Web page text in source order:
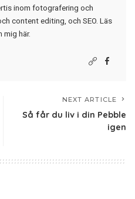
inom fotografering och
content editing, och SEO. Läs
mig här.
NEXT ARTICLE
Så får du liv i din Pebble
igen